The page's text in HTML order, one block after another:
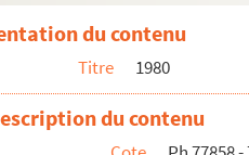
- 80654. Juin : du 29 au 30 (n°1019)
- 80744. Juillet : du 1er au 8
- 81026. Juillet : du 9 au 14
- 81148. Juillet : du 15 au 21
- 81324. Juillet : du 22 au 29
du contenu
Titre 1980
du contenu